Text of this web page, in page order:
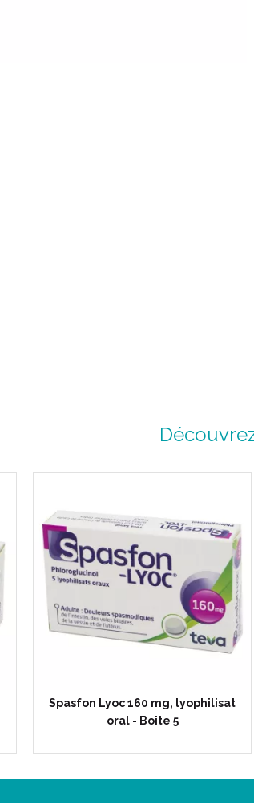
Spasfon Lyoc 160 mg, lyophilisat
oral - Boite 5